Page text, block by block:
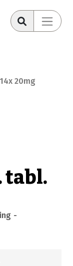
20mg
tabl.
-